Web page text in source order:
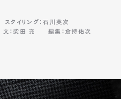
スタイリング：石川英次
文：柴田 充 編集：倉持佑次